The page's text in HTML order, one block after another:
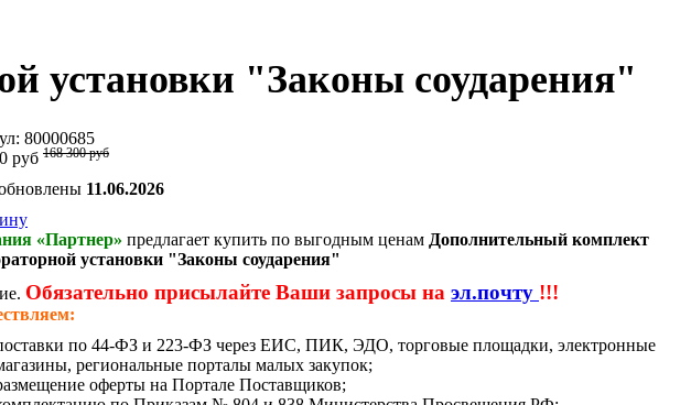
установки "Законы соударения"
80000685
руб 168 300 руб
11.06.2026
«Партнер» предлагает купить по выгодным ценам Дополнительный комплект
установки "Законы соударения"
Обязательно присылайте Ваши запросы на эл.почту !!!
по 44-ФЗ и 223-ФЗ через ЕИС, ПИК, ЭДО, торговые площадки, электронные
региональные порталы малых закупок;
оферты на Портале Поставщиков;